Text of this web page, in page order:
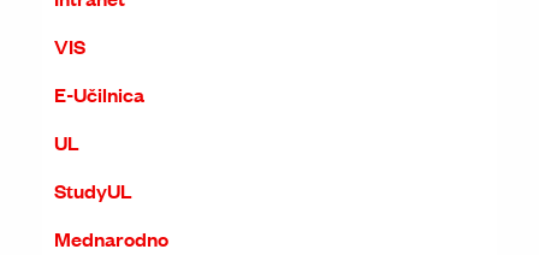
VIS
E-Učilnica
UL
StudyUL
Mednarodno